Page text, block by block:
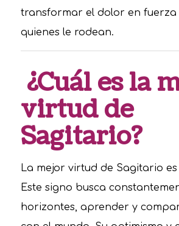
transformar el dolor en fuerza
quienes le rodean.
¿Cuál es la
virtud de
Sagitario?
La mejor virtud de Sagitario es
Este signo busca
horizontes, aprender y